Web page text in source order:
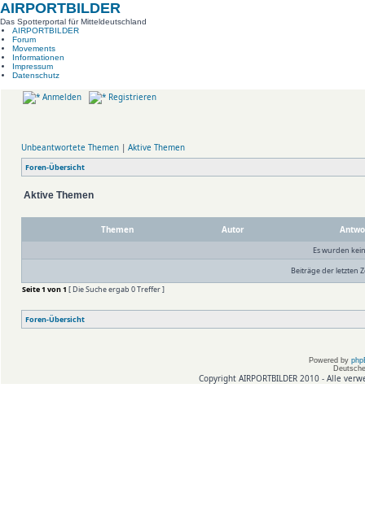
AIRPORTBILDER
Das Spotterportal für Mitteldeutschland
AIRPORTBILDER
Forum
Movements
Informationen
Impressum
Datenschutz
Anmelden Registrieren
Unbeantwortete Themen | Aktive Themen
Foren-Übersicht
Aktive Themen
Themen Autor
Es wurden
Beiträge der letzten
Seite1 von1 [ Die Suche ergab 0 Treffer ]
Foren-Übersicht
Powered by
Copyright AIRPORTBILDER 2010 - Alle